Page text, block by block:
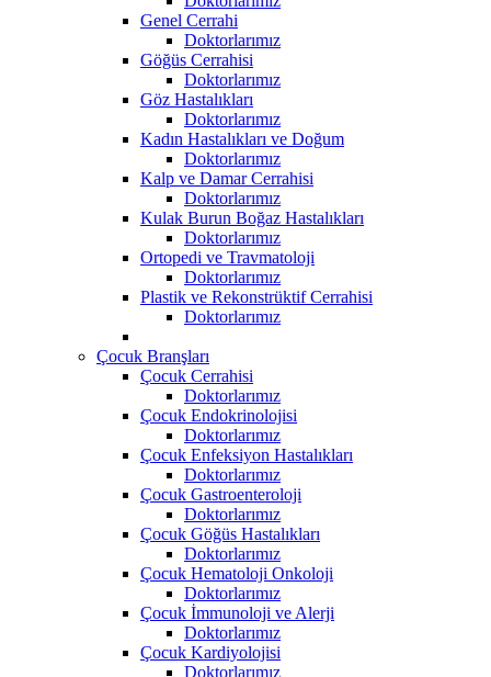
Genel Cerrahi
Doktorlarımız
Göğüs Cerrahisi
Doktorlarımız
Göz Hastalıkları
Doktorlarımız
Kadın Hastalıkları ve Doğum
Doktorlarımız
Kalp ve Damar Cerrahisi
Doktorlarımız
Kulak Burun Boğaz Hastalıkları
Doktorlarımız
Ortopedi ve Travmatoloji
Doktorlarımız
Plastik ve Rekonstrüktif Cerrahisi
Doktorlarımız
Çocuk Branşları
Çocuk Cerrahisi
Doktorlarımız
Çocuk Endokrinolojisi
Doktorlarımız
Çocuk Enfeksiyon Hastalıkları
Doktorlarımız
Çocuk Gastroenteroloji
Doktorlarımız
Çocuk Göğüs Hastalıkları
Doktorlarımız
Çocuk Hematoloji Onkoloji
Doktorlarımız
Çocuk İmmunoloji ve Alerji
Doktorlarımız
Çocuk Kardiyolojisi
Doktorlarımız